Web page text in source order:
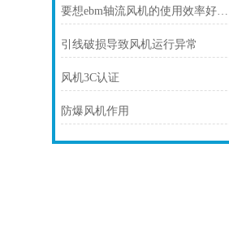
要想ebm轴流风机的使用效率好，日常保养可少不了
引线破损导致风机运行异常
风机3C认证
防爆风机作用